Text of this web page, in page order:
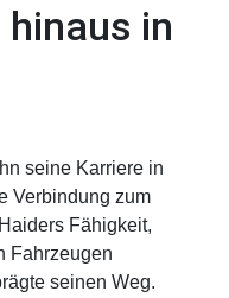
in
seine Karriere in
Verbindung zum
Fähigkeit,
Fahrzeugen
seinen Weg.